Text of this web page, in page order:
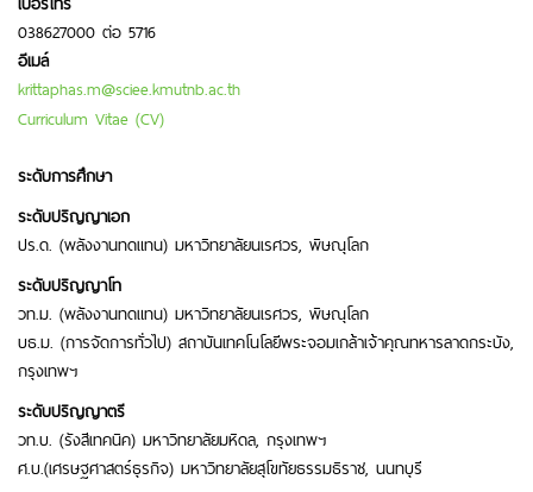
038627000 ต่อ 5716
อีเมล์
krittaphas.m@sciee.kmutnb.ac.th
Curriculum Vitae (CV)
ระดับการศึกษา
ระดับปริญญาเอก
ปร.ด. (พลังงานทดแทน) มหาวิทยาลัยนเรศวร, พิษณุโลก
ระดับปริญญาโท
วท.ม. (พลังงานทดแทน) มหาวิทยาลัยนเรศวร, พิษณุโลก
บธ.ม. (การจัดการทั่วไป) สถาบันเทคโนโลยีพระจอมเกล้าเจ้าคุณทหารลาดกระบัง,
กรุงเทพฯ
ระดับปริญญาตรี
วท.บ. (รังสีเทคนิค) มหาวิทยาลัยมหิดล, กรุงเทพฯ
ศ.บ.(เศรษฐศาสตร์ธุรกิจ) มหาวิทยาลัยสุโขทัยธรรมธิราช, นนทบุรี